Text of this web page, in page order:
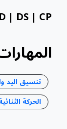
| DS | CP
تنسيق اليد
الحركة